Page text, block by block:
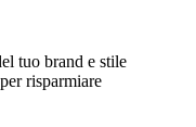
tuo brand e stile
risparmiare